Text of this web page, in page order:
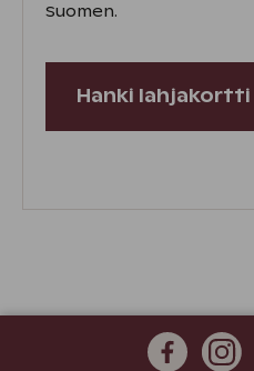
Suomen.
Hanki lahjakortti